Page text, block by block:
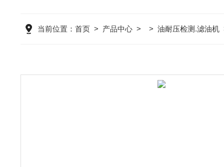
当前位置： 首页> 产品中心> > 油耐压检测.滤油机